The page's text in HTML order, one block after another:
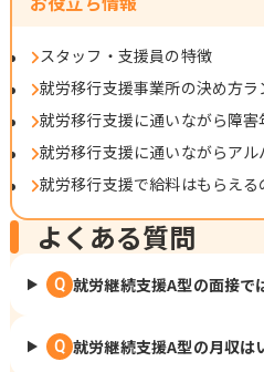
スタッフ・支援員の特徴
就労移行支援事業所の決め方ラ
就労移行支援に通いながら障害
就労移行支援に通いながらアル
就労移行支援で給料はもらえる
よくある質問
Q 就労継続支援A型の面接で
Q 就労継続支援A型の月収は